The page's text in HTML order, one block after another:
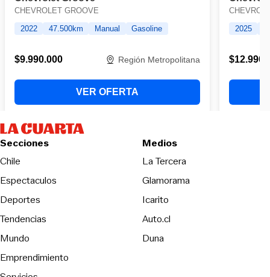
Secciones
Chile
Espectaculos
Deportes
Tendencias
Mundo
Emprendimiento
Medios
La TerceraOpens in new
Glamorama
Icarito
Auto.cl
DunaOpens in new window